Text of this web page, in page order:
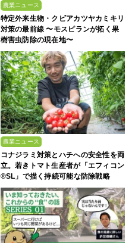
農業ニュース
特定外来生物・クビアカツヤカミキリ
対策の最前線 〜モスピランが拓く果
樹害虫防除の現在地〜
農業ニュース
コナジラミ対策とハチへの安全性を両
立。若きトマト生産者が「エフィコン
®SL」で描く持続可能な防除戦略